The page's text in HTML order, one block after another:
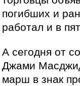
погибших и
работал и в
А сегодня от
Джами
марш в знак